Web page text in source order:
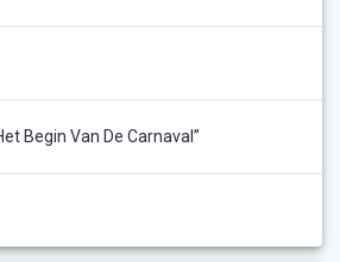
Begin Van De Carnaval”